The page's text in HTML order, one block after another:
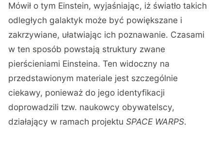
Mówił o tym Einstein, wyjaśniając, iż światło takich
odległych galaktyk może być powiększane i
zakrzywiane, ułatwiając ich poznawanie. Czasami
w ten sposób powstają struktury zwane
pierścieniami Einsteina. Ten widoczny na
przedstawionym materiale jest szczególnie
ciekawy, ponieważ do jego identyfikacji
doprowadzili tzw. naukowcy obywatelscy,
działający w ramach projektuSPACE WARPS.